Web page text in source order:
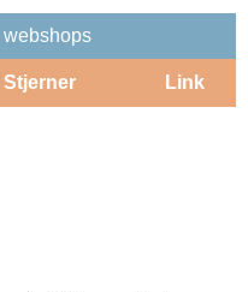
webshops
Stjerner Link